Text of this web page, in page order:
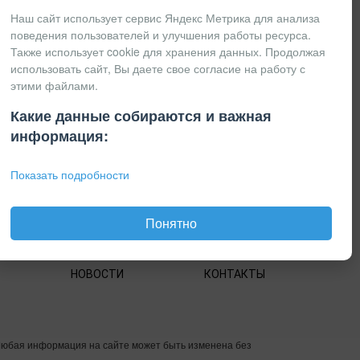
НОВОСТИ КОНТАКТЫ
информация на сайте может быть изменена без
Наш сайт использует сервис Яндекс Метрика для анализа
поведения пользователей и улучшения работы ресурса.
Также использует cookie для хранения данных. Продолжая
использовать сайт, Вы даете свое согласие на работу с
этими файлами.
Какие данные собираются и важная
информация:
Показать подробности
Понятно